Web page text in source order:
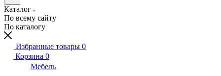
Каталог
По всему сайту
По каталогу
Избранные товары 0
Корзина 0
Мебель